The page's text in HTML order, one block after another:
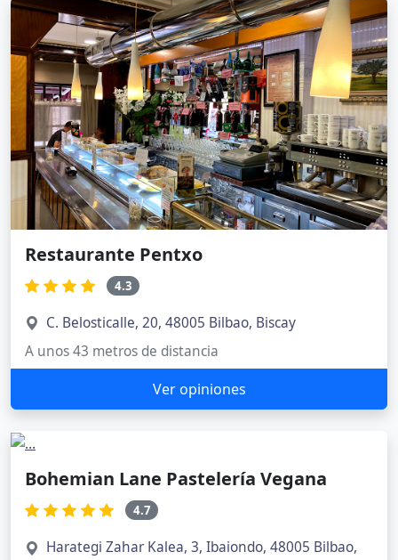
Restaurante Pentxo
4.3
C. Belosticalle, 20, 48005 Bilbao, Biscay
A unos 43 metros de distancia
Ver opiniones
Bohemian Lane Pastelería Vegana
4.7
Harategi Zahar Kalea, 3, Ibaiondo, 48005 Bilbao,